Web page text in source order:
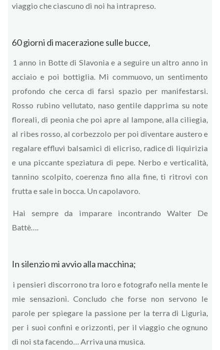
viaggio che ciascuno di noi ha intrapreso.
60 giorni di macerazione sulle bucce,
1 anno in Botte di Slavonia e a seguire un altro anno in
acciaio e poi bottiglia. Mi commuovo, un sentimento
profondo che cerca di farsi spazio per manifestarsi.
Rosso rubino vellutato, naso gentile dapprima su note
floreali, di peonia che poi apre al lampone, alla ciliegia,
al ribes rosso, al corbezzolo per poi diventare austero e
regalare effluvi balsamici di elicriso, radice di liquirizia
e una piccante speziatura di pepe. Nerbo e verticalità,
tannino scolpito, coerenza fino alla fine, ti ritrovi con
frutta e sale in bocca. Un capolavoro.
Hai sempre da imparare incontrando Walter De
Battè….
In silenzio mi avvio alla macchina;
i pensieri discorrono tra loro e fotografo nella mente le
mie sensazioni. Concludo che forse non servono le
parole per spiegare la passione per la terra di Liguria,
per i suoi confini e orizzonti, per il viaggio che ognuno
di noi sta facendo… Arriva una musica.